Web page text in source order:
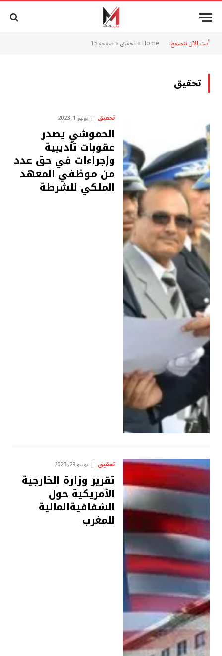
أنت الآن تتصفح: Home
» تحقيق» صفحة 15
تحقيق
تحقيق يوليو 1, 2023
الحموشي يصدر
عقوبات تأديبية
وإجراءات في حق عدد
من موظفي المعهد
الملكي للشرطة
تحقيق يونيو 29, 2023
تقرير وزارة الخارجية
الأمريكية حول
الشفافيةالمالية
للمغرب